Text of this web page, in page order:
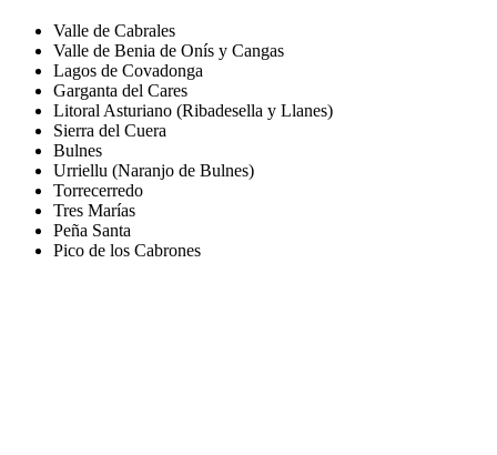
Valle de Cabrales
Valle de Benia de Onís y Cangas
Lagos de Covadonga
Garganta del Cares
Litoral Asturiano (Ribadesella y Llanes)
Sierra del Cuera
Bulnes
Urriellu (Naranjo de Bulnes)
Torrecerredo
Tres Marías
Peña Santa
Pico de los Cabrones